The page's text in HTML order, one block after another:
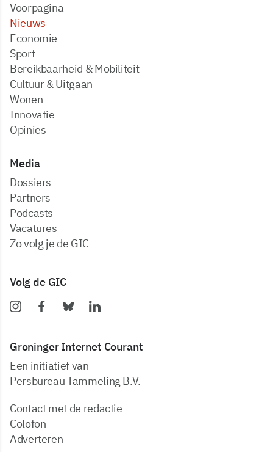
Voorpagina
Nieuws
Economie
Sport
Bereikbaarheid & Mobiliteit
Cultuur & Uitgaan
Wonen
Innovatie
Opinies
Media
dossiers
partners
podcasts
vacatures
zo volg je de GIC
Volg de GIC
Groninger Internet Courant
Een initiatief van
Persbureau Tammeling B.V.
Contact met de redactie
Colofon
Adverteren